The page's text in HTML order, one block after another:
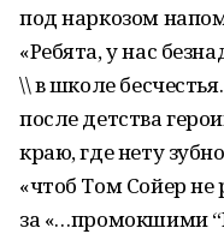
под наркозом
«Ребята, у нас
\\ в школе
после детства
краю, где нету
«чтоб Том Сойер не
за «…промокшими